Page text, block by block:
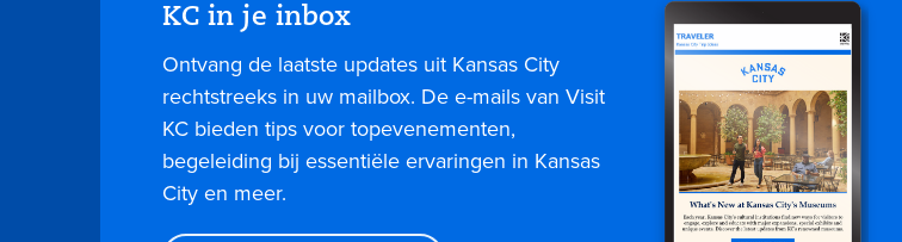
KC in je inbox
Ontvang de laatste updates uit Kansas City
rechtstreeks in uw mailbox. De e-mails van Visit
KC bieden tips voor topevenementen,
begeleiding bij essentiële ervaringen in Kansas
City en meer.